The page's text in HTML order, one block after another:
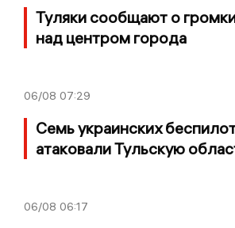
Туляки сообщают о
над центром города
06/08 07:29
Семь украинских
атаковали Тульскую
06/08 06:17